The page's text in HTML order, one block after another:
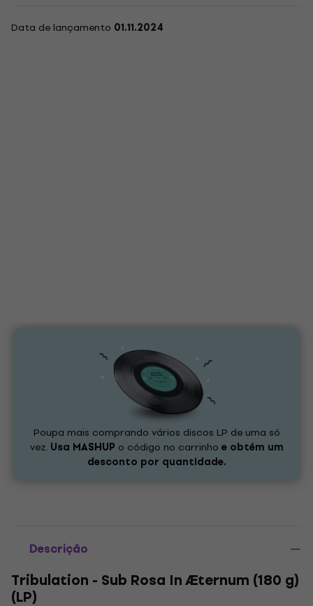
Data de lançamento 01.11.2024
Poupa mais comprando vários discos LP de uma só
vez. Usa MASHUP o código no carrinho e obtém um
desconto por quantidade.
Descrição
Tribulation - Sub Rosa In Æternum (180 g)
(LP)